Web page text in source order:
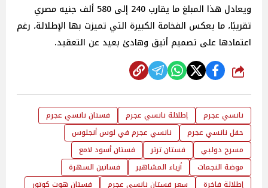
ويعادل هذا المبلغ ما يقارب 240 إلى 580 ألف جنيه مصري
تقريبًا، ما يعكس الفخامة الكبيرة التي تميزت بها الإطلالة، رغم
اعتمادها على تصميم أنيق وهادئ بعيد عن التعقيد.
شارك
نانسي عجرم إطلالة نانسي عجرم
فستان نانسي عجرم
حفل نانسي عجرم
نانسي عجرم في لوس أنجلوس
مسرح دولبي
فستان ترتر
فستان أسود لامع
موضة النجمات
أزياء المشاهير
فساتين السهرة
إطلالة فاخرة
سعر فستان نانسي عجرم
فستان هوت كوتور